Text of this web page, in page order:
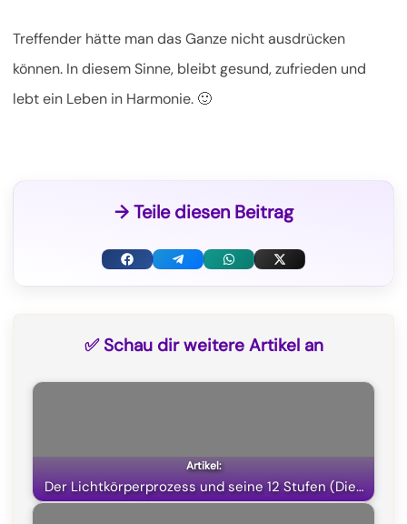
Treffender hätte man das Ganze nicht ausdrücken
können. In diesem Sinne, bleibt gesund, zufrieden und
lebt ein Leben in Harmonie. 🙂
→ Teile diesen Beitrag
F
o
k
T
a
m
W
p
p
X
T
t
e
✅ Schau dir weitere Artikel an
Der Lichtkörperprozess und seine 12 Stufen (Die…